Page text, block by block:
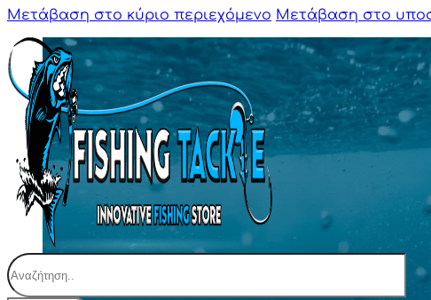
Μετάβαση στο κύριο περιεχόμενο Μετάβαση στο
Αναζήτηση